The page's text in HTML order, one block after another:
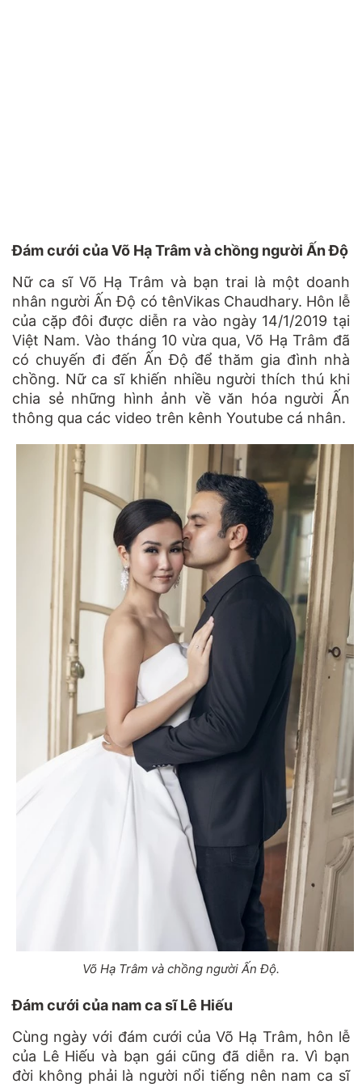
Đám cưới của Võ Hạ Trâm và chồng người Ấn Độ
Nữ ca sĩ Võ Hạ Trâm và bạn trai là một doanh
nhân người Ấn Độ có tênVikas Chaudhary. Hôn lễ
của cặp đôi được diễn ra vào ngày 14/1/2019 tại
Việt Nam. Vào tháng 10 vừa qua, Võ Hạ Trâm đã
có chuyến đi đến Ấn Độ để thăm gia đình nhà
chồng. Nữ ca sĩ khiến nhiều người thích thú khi
chia sẻ những hình ảnh về văn hóa người Ấn
thông qua các video trên kênh Youtube cá nhân.
Võ Hạ Trâm và chồng người Ấn Độ.
Đám cưới của nam ca sĩ Lê Hiếu
Cùng ngày với đám cưới của Võ Hạ Trâm, hôn lễ
của Lê Hiếu và bạn gái cũng đã diễn ra. Vì bạn
đời không phải là người nổi tiếng nên nam ca sĩ